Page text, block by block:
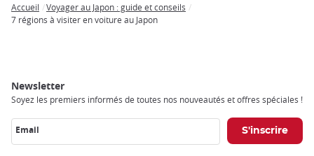
Breadcrumb
Accueil
Voyager au Japon : guide et conseils
7 régions à visiter en voiture au Japon
Newsletter
Soyez les premiers informés de toutes nos nouveautés et offres spéciales !
Email